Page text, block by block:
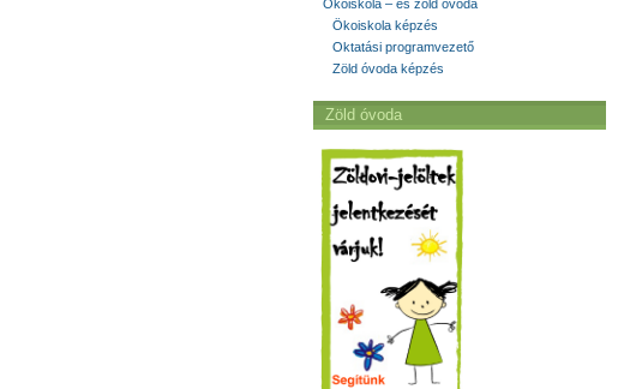
Ökoiskola – és zöld óvoda
Ökoiskola képzés
Oktatási programvezető
Zöld óvoda képzés
Zöld óvoda